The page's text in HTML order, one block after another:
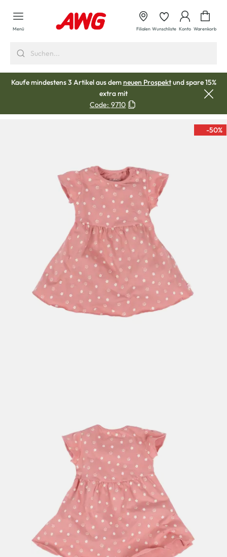
springen
Menü Filialen Wunschliste Konto Warenkorb
Kaufe mindestens 3 Artikel aus demneuen Prospektund spare 15%
extra mit
Code: 9710
-50%